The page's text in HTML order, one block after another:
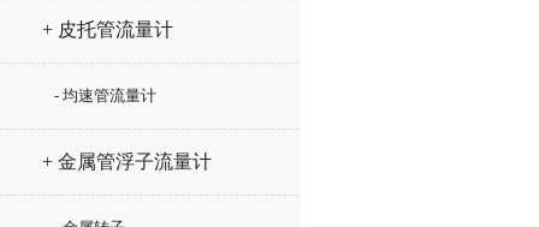
+ 皮托管流量计
- 均速管流量计
+ 金属管浮子流量计